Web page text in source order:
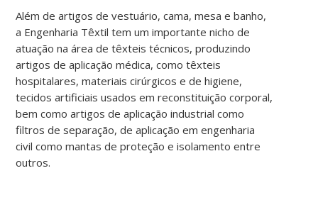
Além de artigos de vestuário, cama, mesa e banho,
a Engenharia Têxtil tem um importante nicho de
atuação na área de têxteis técnicos, produzindo
artigos de aplicação médica, como têxteis
hospitalares, materiais cirúrgicos e de higiene,
tecidos artificiais usados em reconstituição corporal,
bem como artigos de aplicação industrial como
filtros de separação, de aplicação em engenharia
civil como mantas de proteção e isolamento entre
outros.